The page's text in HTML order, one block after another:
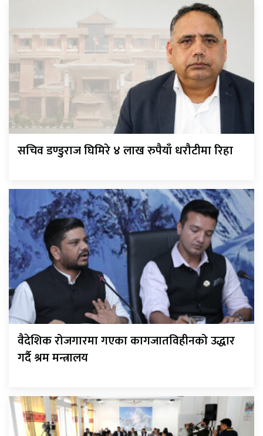
सचिव डण्डुराज घिमिरे ४ लाख रुपैयाँ धरौटीमा रिहा
वैदेशिक रोजगारमा गएका कागजातविहीनको उद्धार
गर्दै श्रम मन्त्रालय